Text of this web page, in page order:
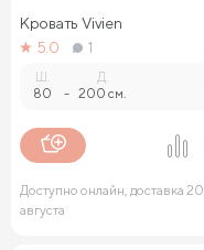
Кровать Vivien
5.0
1
Ш.
80 -
Д.
200 см.
Доступно онлайн, доставка 20
августа